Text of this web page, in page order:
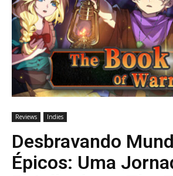
Reviews Indies
Desbravando
Épicos: Uma